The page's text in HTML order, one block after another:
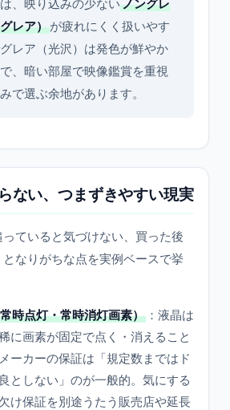
、映り込みの少ないノングレ
レア）が疲れにくく扱いやす
レア（光沢）は発色が鮮やか
、暗い部屋で映像鑑賞を重視
で選ぶ余地があります。
ない、つまずきやすい現実
ていると気づけない、買った後
なりがちな点を実例ベースで挙
時点灯・常時消灯画素） ：液晶は
に画素が固定で点く・消えること
ーカーの保証は「規定数まではド
としない」のが一般的。気にする
け保証を別途うたう販売店や延長